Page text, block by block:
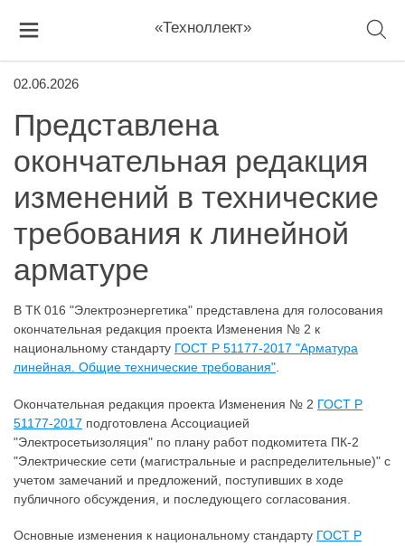
«Техноллект»
02.06.2026
Представлена
окончательная редакция
изменений в технические
требования к линейной
арматуре
В ТК 016 "Электроэнергетика" представлена для голосования
окончательная редакция проекта Изменения № 2 к
национальному стандарту ГОСТ Р 51177-2017 "Арматура
линейная. Общие технические требования"
Окончательная редакция проекта Изменения № 2 ГОСТ Р
51177-2017 подготовлена Ассоциацией
"Электросетьизоляция" по плану работ подкомитета ПК-2
"Электрические сети (магистральные и распределительные)" c
учетом замечаний и предложений, поступивших в ходе
публичного обсуждения, и последующего согласования.
Основные изменения к национальному стандарту ГОСТ Р